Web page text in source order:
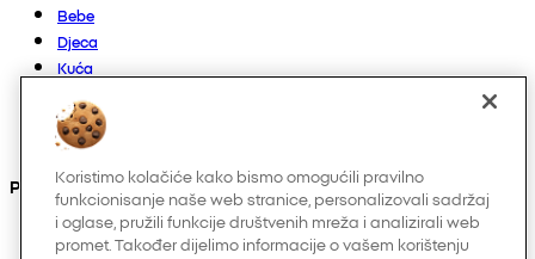
Bebe
Djeca
Kuća
Muškarci
Ostalo
Pronađite nas na
Koristimo kolačiće kako bismo omogućili pravilno
funkcionisanje naše web stranice, personalizovali sadržaj
i oglase, pružili funkcije društvenih mreža i analizirali web
promet. Također dijelimo informacije o vašem korištenju